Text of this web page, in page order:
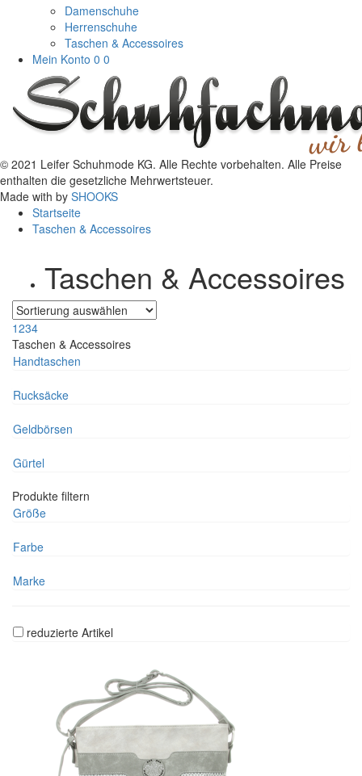
Damenschuhe
Herrenschuhe
Taschen & Accessoires
Mein Konto 0 0
© 2021 Leifer Schuhmode KG. Alle Rechte vorbehalten. Alle Preise
enthalten die gesetzliche Mehrwertsteuer.
Made with by SHOOKS
Startseite
Taschen & Accessoires
Taschen & Accessoires
1234
Taschen & Accessoires
Handtaschen
Rucksäcke
Geldbörsen
Gürtel
Produkte filtern
Größe
Farbe
Marke
reduzierte Artikel